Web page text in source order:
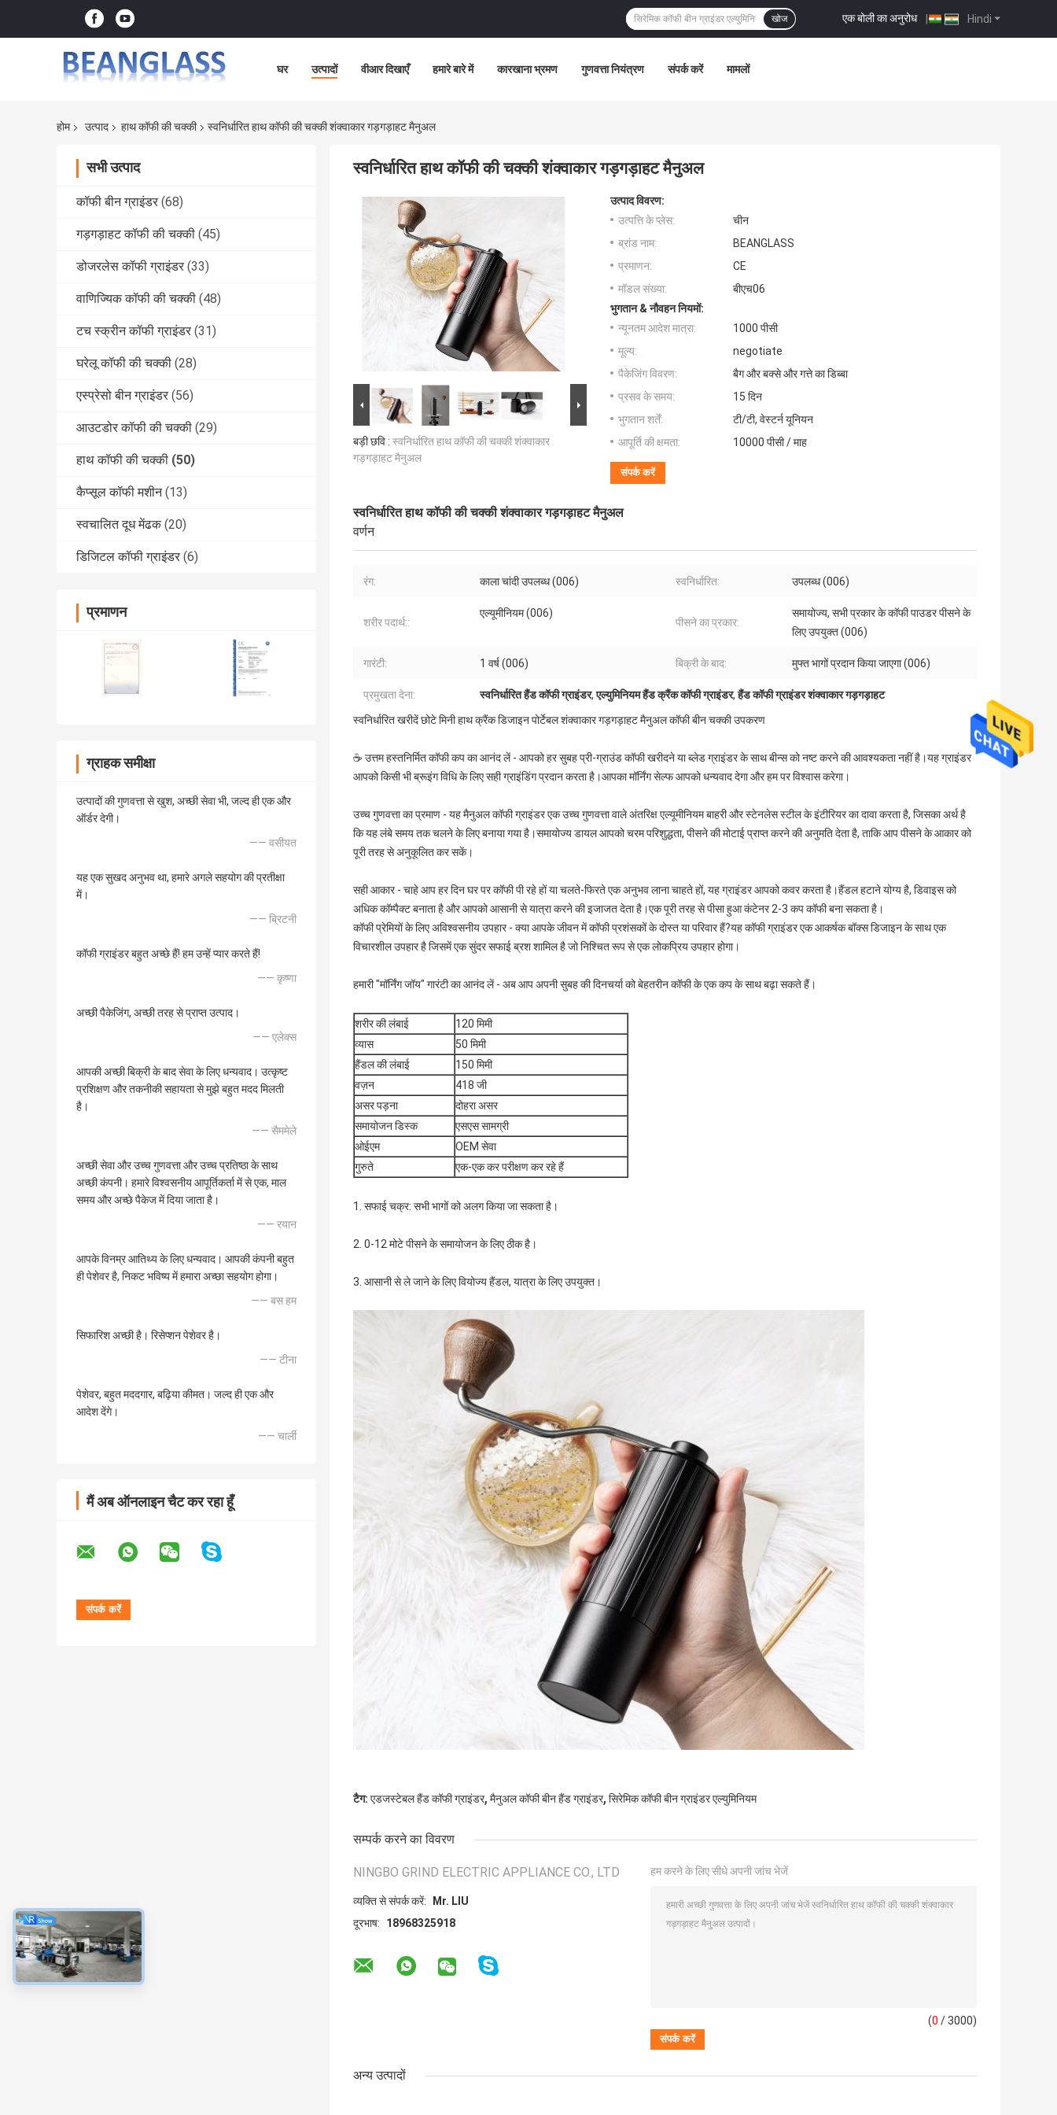
Hindi
एक बोली का अनुरोध |
खोज
घर उत्पादों वीआर दिखाएँ हमारे बारे में कारखाना भ्रमण गुणवत्ता नियंत्रण संपर्क करें मामलों
होम उत्पाद हाथ कॉफी की चक्की स्वनिर्धारित हाथ कॉफी की चक्की शंक्वाकार गड़गड़ाहट मैनुअल
सभी उत्पाद
कॉफी बीन ग्राइंडर (68)
गड़गड़ाहट कॉफी की चक्की (45)
डोजरलेस कॉफी ग्राइंडर (33)
वाणिज्यिक कॉफी की चक्की (48)
टच स्क्रीन कॉफी ग्राइंडर (31)
घरेलू कॉफी की चक्की (28)
एस्प्रेसो बीन ग्राइंडर (56)
आउटडोर कॉफी की चक्की (29)
हाथ कॉफी की चक्की (50)
कैप्सूल कॉफी मशीन (13)
स्वचालित दूध मेंढक (20)
डिजिटल कॉफी ग्राइंडर (6)
प्रमाणन
ग्राहक समीक्षा
उत्पादों की गुणवत्ता से खुश, अच्छी सेवा भी, जल्द ही एक और
ऑर्डर देगी।
—— वसीयत
यह एक सुखद अनुभव था, हमारे अगले सहयोग की प्रतीक्षा
में।
—— ब्रिटनी
कॉफी ग्राइंडर बहुत अच्छे हैं! हम उन्हें प्यार करते हैं!
—— कृष्णा
अच्छी पैकेजिंग, अच्छी तरह से प्राप्त उत्पाद।
—— एलेक्स
आपकी अच्छी बिक्री के बाद सेवा के लिए धन्यवाद। उत्कृष्ट
प्रशिक्षण और तकनीकी सहायता से मुझे बहुत मदद मिलती
है।
—— सैममेले
अच्छी सेवा और उच्च गुणवत्ता और उच्च प्रतिष्ठा के साथ
अच्छी कंपनी। हमारे विश्वसनीय आपूर्तिकर्ता में से एक, माल
समय और अच्छे पैकेज में दिया जाता है।
—— रयान
आपके विनम्र आतिथ्य के लिए धन्यवाद। आपकी कंपनी बहुत
ही पेशेवर है, निकट भविष्य में हमारा अच्छा सहयोग होगा।
—— बस हम
सिफारिश अच्छी है। रिसेप्शन पेशेवर है।
—— टीना
पेशेवर, बहुत मददगार, बढ़िया कीमत। जल्द ही एक और
आदेश देंगे।
—— चार्ली
मैं अब ऑनलाइन चैट कर रहा हूँ
स्वनिर्धारित हाथ कॉफी की चक्की शंक्वाकार गड़गड़ाहट मैनुअल
बड़ी छवि : स्वनिर्धारित हाथ कॉफी की चक्की शंक्वाकार
गड़गड़ाहट मैनुअल
उत्पाद विवरण:
उत्पत्ति के प्लेस:
चीन
ब्रांड नाम:
BEANGLASS
प्रमाणन:
CE
मॉडल संख्या:
बीएच06
भुगतान & नौवहन नियमों:
न्यूनतम आदेश मात्रा:
1000 पीसी
मूल्य:
negotiate
पैकेजिंग विवरण:
बैग और बक्से और गत्ते का डिब्बा
प्रसव के समय:
15 दिन
भुगतान शर्तें:
टी/टी, वेस्टर्न यूनियन
आपूर्ति की क्षमता:
10000 पीसी / माह
संपर्क करें
स्वनिर्धारित हाथ कॉफी की चक्की शंक्वाकार गड़गड़ाहट मैनुअल
वर्णन
रंग: काला चांदी उपलब्ध (006) स्वनिर्धारित: उपलब्ध (006)
शरीर पदार्थ::
एल्यूमीनियम (006)
पीसने का प्रकार:
समायोज्य, सभी प्रकार के कॉफी पाउडर पीसने के
लिए उपयुक्त (006)
गारंटी: 1 वर्ष (006) बिक्री के बाद: मुफ्त भागों प्रदान किया जाएगा (006)
प्रमुखता देना: स्वनिर्धारित हैंड कॉफी ग्राइंडर,एल्युमिनियम हैंड क्रैंक कॉफी ग्राइंडर,हैंड कॉफी ग्राइंडर शंक्वाकार गड़गड़ाहट
स्वनिर्धारित खरीदें छोटे मिनी हाथ क्रैंक डिजाइन पोर्टेबल शंक्वाकार गड़गड़ाहट मैनुअल कॉफी बीन चक्की उपकरण
☕ उत्तम हस्तनिर्मित कॉफी कप का आनंद लें - आपको हर सुबह प्री-ग्राउंड कॉफी खरीदने या ब्लेड ग्राइंडर के साथ बीन्स को नष्ट करने की आवश्यकता नहीं है।यह ग्राइंडर
आपको किसी भी ब्रूइंग विधि के लिए सही ग्राइंडिंग प्रदान करता है।आपका मॉर्निंग सेल्फ आपको धन्यवाद देगा और हम पर विश्वास करेगा।
उच्च गुणवत्ता का प्रमाण - यह मैनुअल कॉफी ग्राइंडर एक उच्च गुणवत्ता वाले अंतरिक्ष एल्यूमीनियम बाहरी और स्टेनलेस स्टील के इंटीरियर का दावा करता है, जिसका अर्थ है
कि यह लंबे समय तक चलने के लिए बनाया गया है।समायोज्य डायल आपको चरम परिशुद्धता, पीसने की मोटाई प्राप्त करने की अनुमति देता है, ताकि आप पीसने के आकार को
पूरी तरह से अनुकूलित कर सकें।
सही आकार - चाहे आप हर दिन घर पर कॉफी पी रहे हों या चलते-फिरते एक अनुभव लाना चाहते हों, यह ग्राइंडर आपको कवर करता है।हैंडल हटाने योग्य है, डिवाइस को
अधिक कॉम्पैक्ट बनाता है और आपको आसानी से यात्रा करने की इजाजत देता है।एक पूरी तरह से पीसा हुआ कंटेनर 2-3 कप कॉफी बना सकता है।
कॉफी प्रेमियों के लिए अविश्वसनीय उपहार - क्या आपके जीवन में कॉफी प्रशंसकों के दोस्त या परिवार हैं?यह कॉफी ग्राइंडर एक आकर्षक बॉक्स डिजाइन के साथ एक
विचारशील उपहार है जिसमें एक सुंदर सफाई ब्रश शामिल है जो निश्चित रूप से एक लोकप्रिय उपहार होगा।
हमारी "मॉर्निंग जॉय" गारंटी का आनंद लें - अब आप अपनी सुबह की दिनचर्या को बेहतरीन कॉफी के एक कप के साथ बढ़ा सकते हैं।
शरीर की लंबाई
120 मिमी
व्यास
50 मिमी
हैंडल की लंबाई
150 मिमी
वज़न
418 जी
असर पड़ना
दोहरा असर
समायोजन डिस्क
एसएस सामग्री
ओईएम
OEM सेवा
गुरुते
एक-एक कर परीक्षण कर रहे हैं
1. सफाई चक्र: सभी भागों को अलग किया जा सकता है।
2. 0-12 मोटे पीसने के समायोजन के लिए ठीक है।
3. आसानी से ले जाने के लिए वियोज्य हैंडल, यात्रा के लिए उपयुक्त।